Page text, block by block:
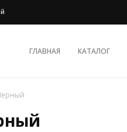
ГЛАВНАЯ КАТАЛОГ